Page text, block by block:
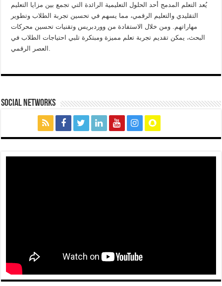
يُعد التعلم المدمج أحد الحلول التعليمية الرائدة التي تجمع بين مزايا التعليم
التقليدي والتعليم الرقمي، مما يسهم في تحسين تجربة الطلاب وتطوير
مهاراتهم. ومن خلال الاستفادة من ووردبريس وتقنيات تحسين محركات
البحث، يمكن تقديم تجربة تعلم مميزة ومبتكرة تلبي احتياجات الطلاب في
social networks